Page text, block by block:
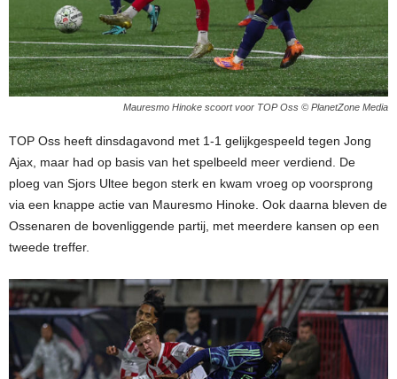
Mauresmo Hinoke scoort voor TOP Oss © PlanetZone Media
TOP Oss heeft dinsdagavond met 1-1 gelijkgespeeld tegen Jong
Ajax, maar had op basis van het spelbeeld meer verdiend. De
ploeg van Sjors Ultee begon sterk en kwam vroeg op voorsprong
via een knappe actie van Mauresmo Hinoke. Ook daarna bleven de
Ossenaren de bovenliggende partij, met meerdere kansen op een
tweede treffer.